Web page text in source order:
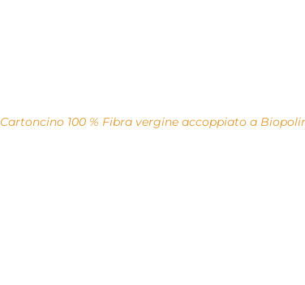
Cartoncino 100 % Fibra vergine accoppiato a